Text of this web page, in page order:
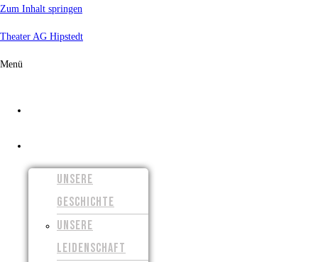
Zum Inhalt springen
Theater AG Hipstedt
Menü
UNSERE
GESCHICHTE
UNSERE
LEIDENSCHAFT